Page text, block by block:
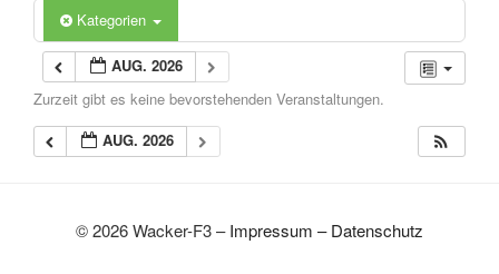
Kategorien
AUG. 2026
Zurzeit gibt es keine bevorstehenden Veranstaltungen.
AUG. 2026
© 2026 Wacker-F3 –Impressum –Datenschutz